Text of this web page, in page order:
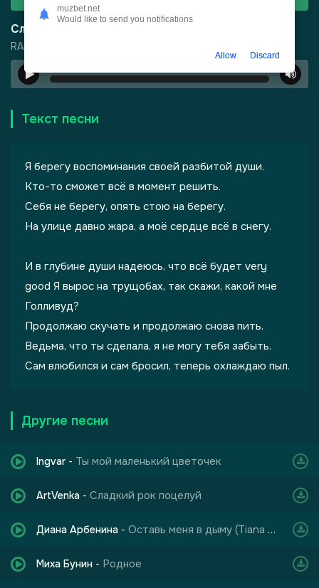
Слушать
RAIKAHO - Березы
Текст песни
Я берегу воспоминания своей разбитой души.
Кто-то сможет всё в момент решить.
Себя не берегу, опять стою на берегу.
На улице давно жара, а моё сердце всё в снегу.
И в глубине души надеюсь, что всё будет very
good Я вырос на трущобах, так скажи, какой мне
Голливуд?
Продолжаю скучать и продолжаю снова пить.
Ведьма, что ты сделала, я не могу тебя забыть.
Сам влюбился и сам бросил, теперь охлаждаю пыл.
Другие песни
Ingvar - Ты мой маленький цветочек
ArtVenka - Сладкий рок поцелуй
Диана Арбенина - Оставь меня в дыму (Tiana Angel Demo ИИ)
Миха Бунин - Родное
Город Грехов
muzbet.net
Would like to send you notifications
Allow Discard